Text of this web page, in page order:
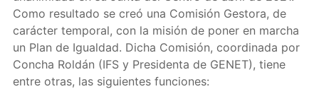
Como resultado se creó una Comisión Gestora, de
carácter temporal, con la misión de poner en marcha
un Plan de Igualdad. Dicha Comisión, coordinada por
Concha Roldán (IFS y Presidenta de GENET), tiene
entre otras, las siguientes funciones: